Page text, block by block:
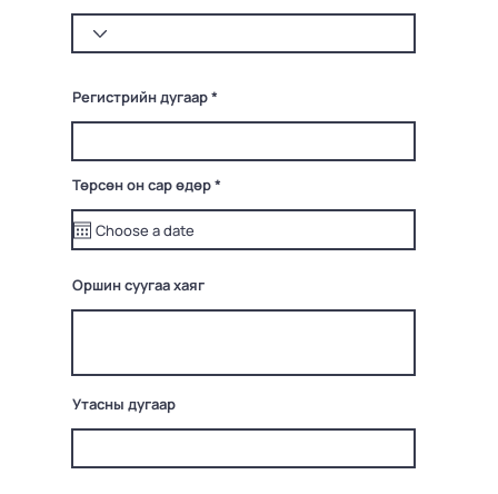
Регистрийн дугаар
Төрсөн он сар өдөр*
q
r
Оршин суугаа хаяг
Утасны дугаар